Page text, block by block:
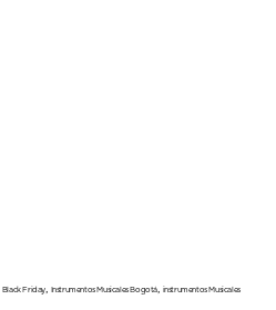
Black Friday, Instrumentos Musicales Bogotá, instrumentos Musicales